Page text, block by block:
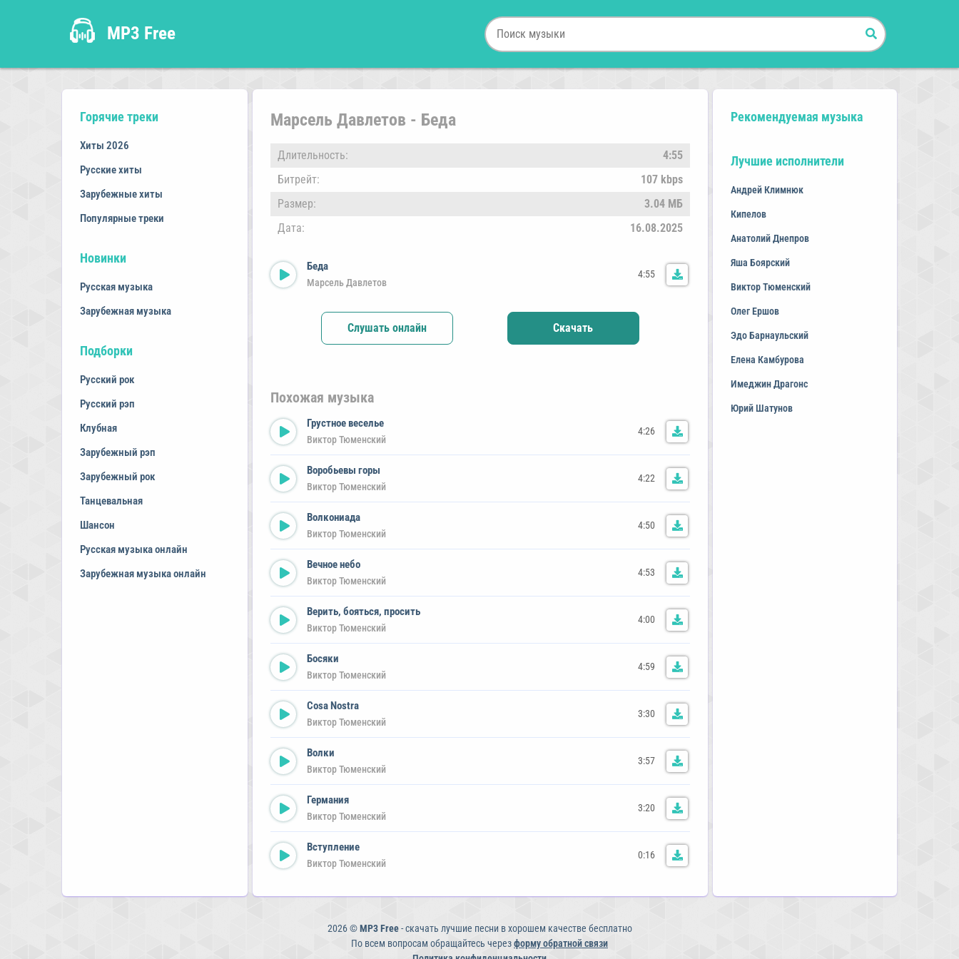
MP3 Free
Горячие треки
Хиты 2026
Русские хиты
Зарубежные хиты
Популярные треки
Новинки
Русская музыка
Зарубежная музыка
Подборки
Русский рок
Русский рэп
Клубная
Зарубежный рэп
Зарубежный рок
Танцевальная
Шансон
Русская музыка онлайн
Зарубежная музыка онлайн
Марсель Давлетов - Беда
Длительность:
4:55
Битрейт:
107 kbps
Размер:
3.04 МБ
Дата:
16.08.2025
Беда
Марсель Давлетов
4:55
Слушать онлайн Скачать
Похожая музыка
Грустное веселье
Виктор Тюменский
4:26
Воробьевы горы
Виктор Тюменский
4:22
Волкониада
Виктор Тюменский
4:50
Вечное небо
Виктор Тюменский
4:53
Верить, бояться, просить
Виктор Тюменский
4:00
Босяки
Виктор Тюменский
4:59
Cosa Nostra
Виктор Тюменский
3:30
Волки
Виктор Тюменский
3:57
Германия
Виктор Тюменский
3:20
Вступление
Виктор Тюменский
0:16
Рекомендуемая музыка
Лучшие исполнители
Андрей Климнюк
Кипелов
Анатолий Днепров
Яша Боярский
Виктор Тюменский
Олег Ершов
Эдо Барнаульский
Елена Камбурова
Имеджин Драгонс
Юрий Шатунов
2026 ©MP3 Free- скачать лучшие песни в хорошем качестве бесплатно
По всем вопросам обращайтесь черезформу обратной связи